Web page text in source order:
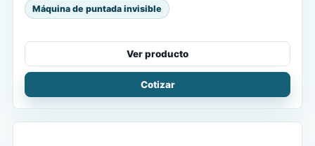
Máquina de puntada invisible
Ver producto
Cotizar